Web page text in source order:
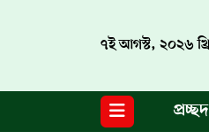
৭ই আগস্ট, ২০২৬
প্রচ্ছদ